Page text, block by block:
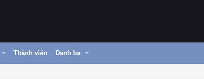
Thành viên Danh bạ